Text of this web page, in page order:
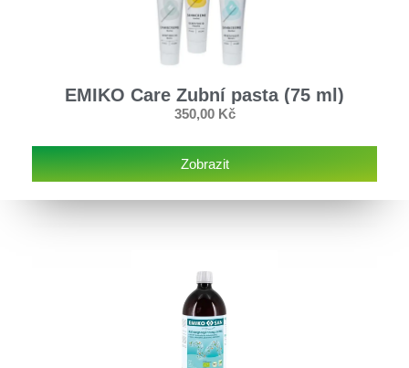
EMIKO Care Zubní pasta (75 ml)
350,00 Kč
Zobrazit